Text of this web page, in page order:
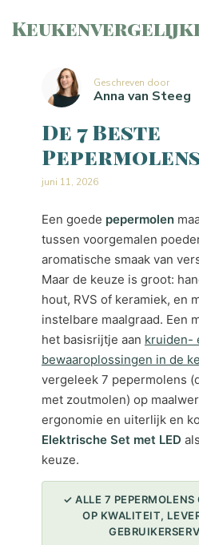
Geschreven door
Anna van Steeg
De 7 Beste
Pepermolens
juni 11, 2026
Een goede pepermolen
tussen voorgemalen
aromatische smaak van
Maar de keuze is groot:
hout, RVS of keramiek, en
instelbare maalgraad. Een
het basisrijtje aan kruiden-
bewaaroplossingen in de
vergeleek 7 pepermolens
met zoutmolen) op
ergonomie en uiterlijk en
Elektrische Set met LED
keuze.
✓ ALLE 7 PEPERMOLENS
OP KWALITEIT,